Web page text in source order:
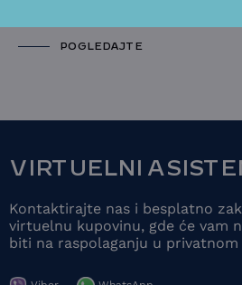
POGLEDAJTE
VIRTUELNI
Kontaktirajte nas i besplatno
virtuelnu kupovinu, gde će vam
biti na raspolaganju u